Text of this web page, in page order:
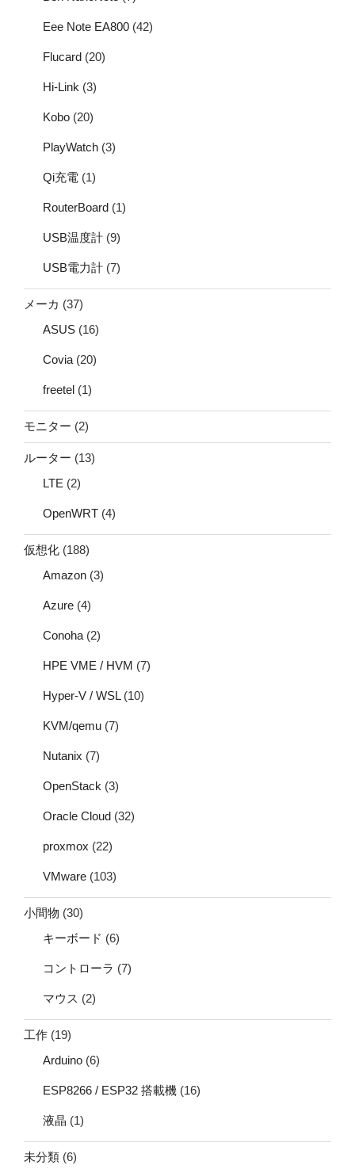
Eee Note EA800 (42)
Flucard (20)
Hi-Link (3)
Kobo (20)
PlayWatch (3)
Qi充電 (1)
RouterBoard (1)
USB温度計 (9)
USB電力計 (7)
メーカ (37)
ASUS (16)
Covia (20)
freetel (1)
モニター (2)
ルーター (13)
LTE (2)
OpenWRT (4)
仮想化 (188)
Amazon (3)
Azure (4)
Conoha (2)
HPE VME / HVM (7)
Hyper-V / WSL(10)
KVM/qemu (7)
Nutanix (7)
OpenStack (3)
Oracle Cloud (32)
proxmox (22)
VMware (103)
小間物 (30)
キーボード (6)
コントローラ (7)
マウス (2)
工作 (19)
Arduino (6)
ESP8266 / ESP32 搭載機 (16)
液晶 (1)
未分類 (6)